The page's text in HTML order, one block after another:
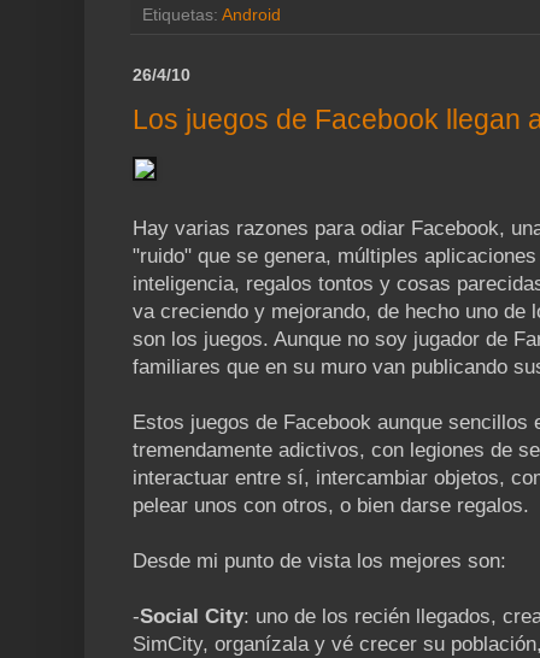
Etiquetas: Android
26/4/10
Los juegos de Facebook llegan
Hay varias razones para odiar Facebook,
"ruido" que se genera, múltiples
inteligencia, regalos tontos y cosas
va creciendo y mejorando, de hecho uno de
son los juegos. Aunque no soy jugador de
familiares que en su muro van publicando
Estos juegos de Facebook aunque sencillos
tremendamente adictivos, con legiones de
interactuar entre sí, intercambiar objetos,
pelear unos con otros, o bien darse regalos.
Desde mi punto de vista los mejores son:
-Social City: uno de los recién llegados,
SimCity, organízala y vé crecer su